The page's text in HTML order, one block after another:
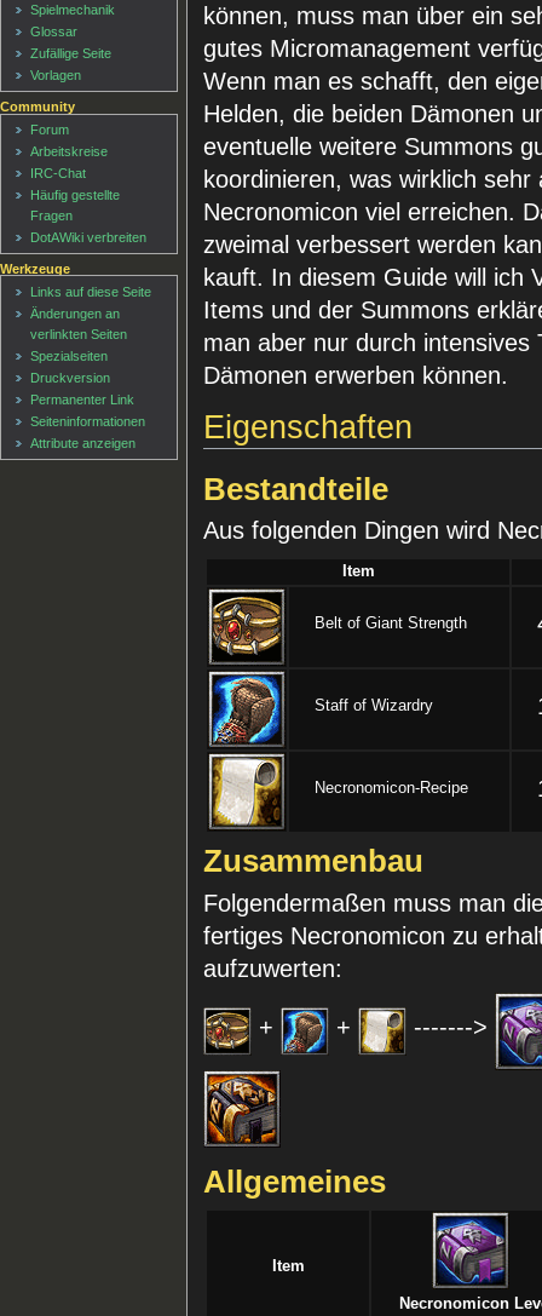
können, muss man über ein
gutes Micromanagement
Wenn man es schafft, den
Helden, die beiden Dämonen
eventuelle weitere Summons
koordinieren, was wirklich
Necronomicon viel erreichen.
zweimal verbessert werden
kauft. In diesem Guide will ich
Items und der Summons
man aber nur durch intensives
Dämonen erwerben können.
Eigenschaften
Bestandteile
Aus folgenden Dingen wird
Item
Belt of Giant Strength
Staff of Wizardry
Necronomicon-Recipe
Zusammenbau
Folgendermaßen muss man
fertiges Necronomicon zu
aufzuwerten:
+ + ------->
Allgemeines
Item
Necronomicon
Spielmechanik
Glossar
Zufällige Seite
Vorlagen
Community
Forum
Arbeitskreise
IRC-Chat
Häufig gestellte
Fragen
DotAWiki verbreiten
Werkzeuge
Links auf diese Seite
Änderungen an
verlinkten Seiten
Spezialseiten
Druckversion
Permanenter Link
Seiten­informationen
Attribute anzeigen